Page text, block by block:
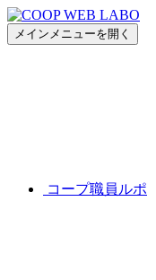
メインメニューを開く
コープ職員ルポ